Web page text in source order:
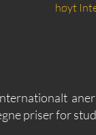
høyt
priser for